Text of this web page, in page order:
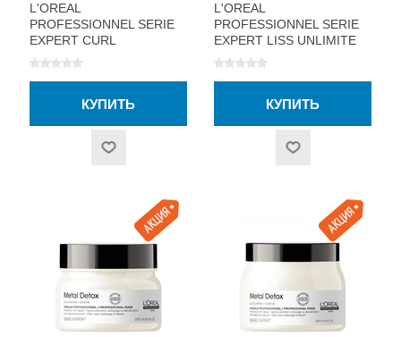
L'OREAL
PROFESSIONNEL SERIE
EXPERT CURL
EXPRESSION RICH
L'OREAL
PROFESSIONNEL SERIE
EXPERT LISS UNLIMITE
МАСКА ДЛЯ ВОЛОС